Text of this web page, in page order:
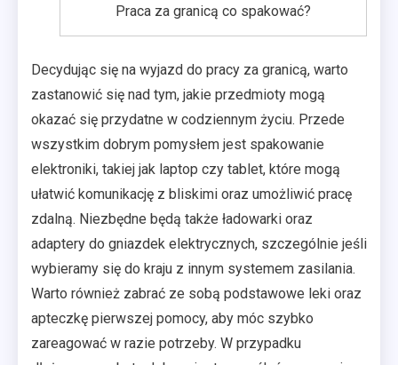
Praca za granicą co spakować?
Decydując się na wyjazd do pracy za granicą, warto
zastanowić się nad tym, jakie przedmioty mogą
okazać się przydatne w codziennym życiu. Przede
wszystkim dobrym pomysłem jest spakowanie
elektroniki, takiej jak laptop czy tablet, które mogą
ułatwić komunikację z bliskimi oraz umożliwić pracę
zdalną. Niezbędne będą także ładowarki oraz
adaptery do gniazdek elektrycznych, szczególnie jeśli
wybieramy się do kraju z innym systemem zasilania.
Warto również zabrać ze sobą podstawowe leki oraz
apteczkę pierwszej pomocy, aby móc szybko
zareagować w razie potrzeby. W przypadku